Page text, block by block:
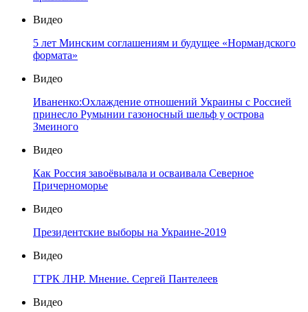
Видео
5 лет Минским соглашениям и будущее «Нормандского
формата»
Видео
Иваненко:Охлаждение отношений Украины с Россией
принесло Румынии газоносный шельф у острова
Змеиного
Видео
Как Россия завоёвывала и осваивала Северное
Причерноморье
Видео
Президентские выборы на Украине-2019
Видео
ГТРК ЛНР. Мнение. Сергей Пантелеев
Видео